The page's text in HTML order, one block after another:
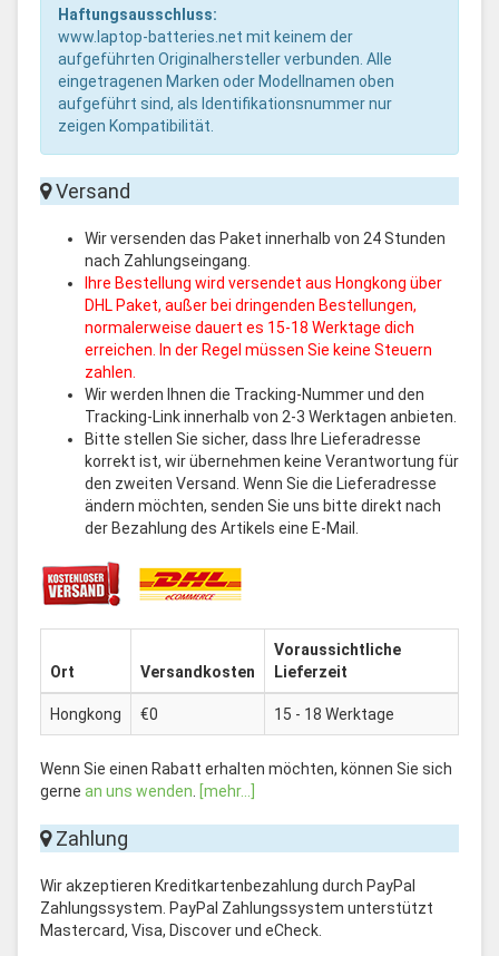
Haftungsausschluss:
www.laptop-batteries.net mit keinem der
aufgeführten Originalhersteller verbunden. Alle
eingetragenen Marken oder Modellnamen oben
aufgeführt sind, als Identifikationsnummer nur
zeigen Kompatibilität.
Versand
Wir versenden das Paket innerhalb von 24 Stunden
nach Zahlungseingang.
Ihre Bestellung wird versendet aus Hongkong über
DHL Paket, außer bei dringenden Bestellungen,
normalerweise dauert es 15-18 Werktage dich
erreichen. In der Regel müssen Sie keine Steuern
zahlen.
Wir werden Ihnen die Tracking-Nummer und den
Tracking-Link innerhalb von 2-3 Werktagen anbieten.
Bitte stellen Sie sicher, dass Ihre Lieferadresse
korrekt ist, wir übernehmen keine Verantwortung für
den zweiten Versand. Wenn Sie die Lieferadresse
ändern möchten, senden Sie uns bitte direkt nach
der Bezahlung des Artikels eine E-Mail.
Ort Versandkosten
Voraussichtliche
Lieferzeit
Hongkong €0 15 - 18 Werktage
Wenn Sie einen Rabatt erhalten möchten, können Sie sich
gerne an uns wenden [mehr...]
Zahlung
Wir akzeptieren Kreditkartenbezahlung durch PayPal
Zahlungssystem. PayPal Zahlungssystem unterstützt
Mastercard, Visa, Discover und eCheck.